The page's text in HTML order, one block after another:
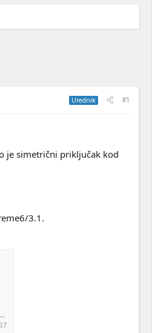
Urednik #1
je simetrični priključak kod
3.1.
ASRock X99 Extreme6-3.1.jpg